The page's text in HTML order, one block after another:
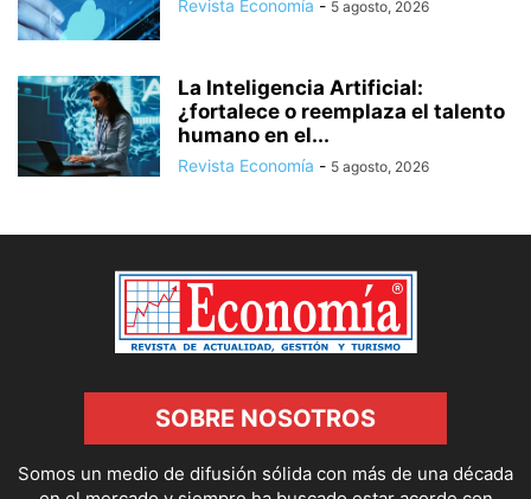
Revista Economía - 5 agosto, 2026
La Inteligencia Artificial:
¿fortalece o reemplaza el talento
humano en el...
Revista Economía - 5 agosto, 2026
SOBRE NOSOTROS
Somos un medio de difusión sólida con más de una década